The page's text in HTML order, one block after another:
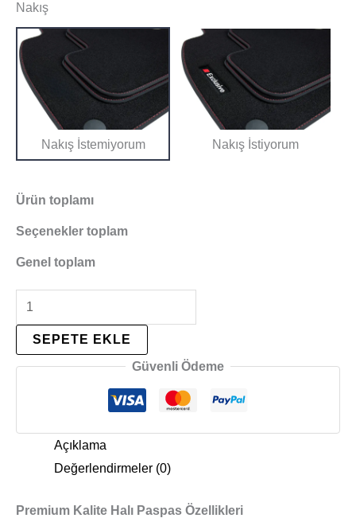
Nakış
Nakış İstemiyorum Nakış İstiyorum
Ürün toplamı
Seçenekler toplam
Genel toplam
SEPETE EKLE
Güvenli Ödeme
Açıklama
Değerlendirmeler (0)
Premium Kalite Halı Paspas Özellikleri